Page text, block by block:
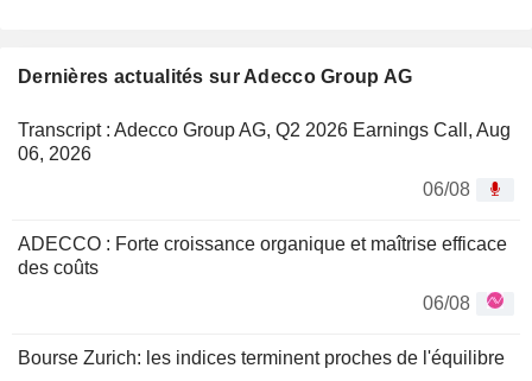
Dernières actualités sur Adecco Group AG
Transcript : Adecco Group AG, Q2 2026 Earnings Call, Aug
06, 2026
06/08
ADECCO : Forte croissance organique et maîtrise efficace
des coûts
06/08
Bourse Zurich: les indices terminent proches de l'équilibre